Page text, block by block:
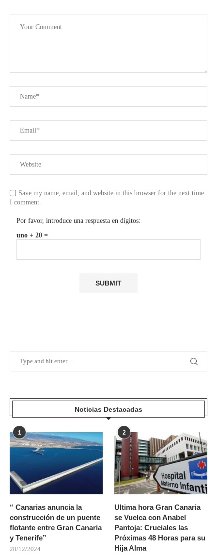
Save my name, email, and website in this browser for the next time
I comment.
Por favor, introduce una respuesta en dígitos:
uno + 20 =
Noticias Destacadas
1
“ Canarias anuncia la
construcción de un puente
flotante entre Gran Canaria
y Tenerife”
28/12/2024
2
Ultima hora Gran Canaria
se Vuelca con Anabel
Pantoja: Cruciales las
Próximas 48 Horas para su
Hija Alma